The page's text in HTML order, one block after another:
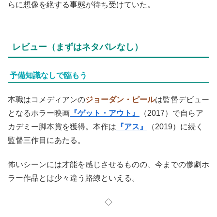
らに想像を絶する事態が待ち受けていた。
レビュー（まずはネタバレなし）
予備知識なしで臨もう
本職はコメディアンのジョーダン・ピールは監督デビュー
となるホラー映画 『ゲット・アウト』
（2017）で自らア
カデミー脚本賞を獲得。本作は 『アス』
（2019）に続く
監督三作目にあたる。
怖いシーンには才能を感じさせるものの、今までの惨劇ホ
ラー作品とは少々違う路線といえる。
◇